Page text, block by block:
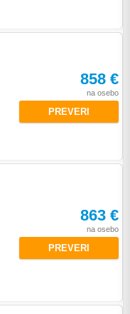
858 €
na osebo
PREVERI
863 €
na osebo
PREVERI